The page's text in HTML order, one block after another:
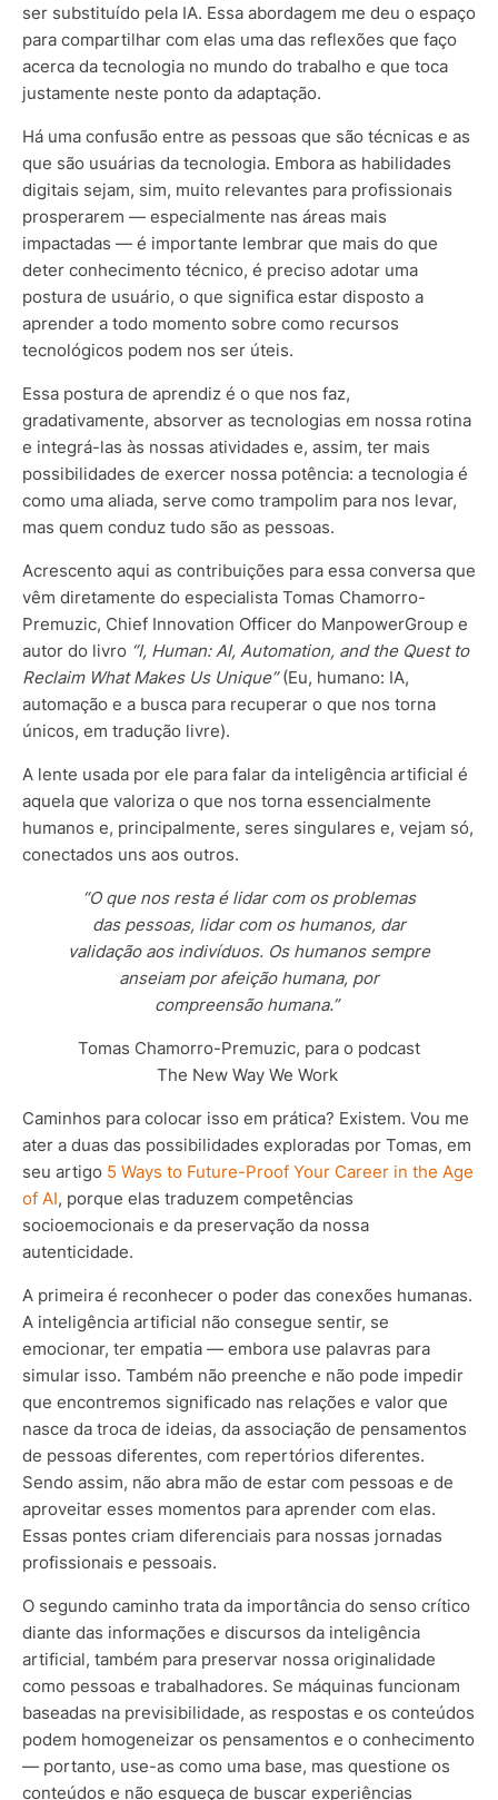
ser substituído pela IA. Essa abordagem me deu o espaço
para compartilhar com elas uma das reflexões que faço
acerca da tecnologia no mundo do trabalho e que toca
justamente neste ponto da adaptação.
Há uma confusão entre as pessoas que são técnicas e as
que são usuárias da tecnologia. Embora as habilidades
digitais sejam, sim, muito relevantes para profissionais
prosperarem — especialmente nas áreas mais
impactadas — é importante lembrar que mais do que
deter conhecimento técnico, é preciso adotar uma
postura de usuário, o que significa estar disposto a
aprender a todo momento sobre como recursos
tecnológicos podem nos ser úteis.
Essa postura de aprendiz é o que nos faz,
gradativamente, absorver as tecnologias em nossa rotina
e integrá-las às nossas atividades e, assim, ter mais
possibilidades de exercer nossa potência: a tecnologia é
como uma aliada, serve como trampolim para nos levar,
mas quem conduz tudo são as pessoas.
Acrescento aqui as contribuições para essa conversa que
vêm diretamente do especialista Tomas Chamorro-
Premuzic, Chief Innovation Officer do ManpowerGroup e
autor do livro “I, Human: AI, Automation, and the Quest to
Reclaim What Makes Us Unique”(Eu, humano: IA,
automação e a busca para recuperar o que nos torna
únicos, em tradução livre).
A lente usada por ele para falar da inteligência artificial é
aquela que valoriza o que nos torna essencialmente
humanos e, principalmente, seres singulares e, vejam só,
conectados uns aos outros.
“O que nos resta é lidar com os problemas
das pessoas, lidar com os humanos, dar
validação aos indivíduos. Os humanos sempre
anseiam por afeição humana, por
compreensão humana.”
Tomas Chamorro-Premuzic, para o podcast
The New Way We Work
Caminhos para colocar isso em prática? Existem. Vou me
ater a duas das possibilidades exploradas por Tomas, em
seu artigo 5 Ways to Future-Proof Your Career in the Age
of AI, porque elas traduzem competências
socioemocionais e da preservação da nossa
autenticidade.
A primeira é reconhecer o poder das conexões humanas.
A inteligência artificial não consegue sentir, se
emocionar, ter empatia — embora use palavras para
simular isso. Também não preenche e não pode impedir
que encontremos significado nas relações e valor que
nasce da troca de ideias, da associação de pensamentos
de pessoas diferentes, com repertórios diferentes.
Sendo assim, não abra mão de estar com pessoas e de
aproveitar esses momentos para aprender com elas.
Essas pontes criam diferenciais para nossas jornadas
profissionais e pessoais.
O segundo caminho trata da importância do senso crítico
diante das informações e discursos da inteligência
artificial, também para preservar nossa originalidade
como pessoas e trabalhadores. Se máquinas funcionam
baseadas na previsibilidade, as respostas e os conteúdos
podem homogeneizar os pensamentos e o conhecimento
— portanto, use-as como uma base, mas questione os
conteúdos e não esqueça de buscar experiências